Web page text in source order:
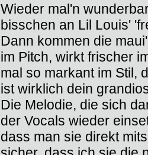
Wieder mal'n
bisschen an Lil Louis'
Dann kommen die
im Pitch, wirkt frischer
mal so markant im Stil,
ist wirklich dein
Die Melodie, die sich
der Vocals wieder
dass man sie direkt